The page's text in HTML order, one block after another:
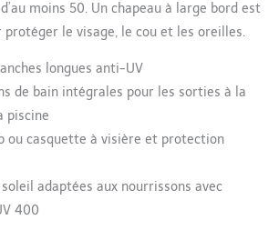
moins 50. Un chapeau à large bord est
protéger le visage, le cou et les oreilles.
longues anti-UV
de bain intégrales pour les sorties à la
piscine
ou casquette à visière et protection
adaptées aux nourrissons avec
400